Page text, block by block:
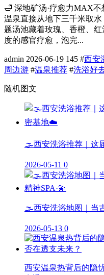
🛁 深地矿汤·疗愈力MAX
温泉直接从地下三千米取
题汤池藏着玫瑰、香橙、
度的感官疗愈，泡完...
admin 2026-06-19 145 #西安
周边游 #温泉推荐 #洗浴好
随机图文
🌫️西安洗浴推荐｜这
2026-05-11 0
🌫️西安洗浴地图｜当
2026-05-13 0
西安温泉热背后的隐